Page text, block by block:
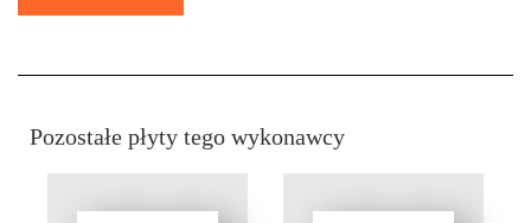
Pozostałe płyty tego wykonawcy